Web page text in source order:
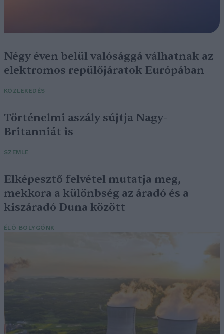
Négy éven belül valósággá válhatnak az
elektromos repülőjáratok Európában
KÖZLEKEDÉS
Történelmi aszály sújtja Nagy-
Britanniát is
SZEMLE
Elképesztő felvétel mutatja meg,
mekkora a különbség az áradó és a
kiszáradó Duna között
ÉLŐ BOLYGÓNK